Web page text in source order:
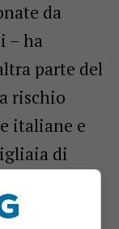
da
– ha
parte del
rischio
italiane e
di
per il
delle